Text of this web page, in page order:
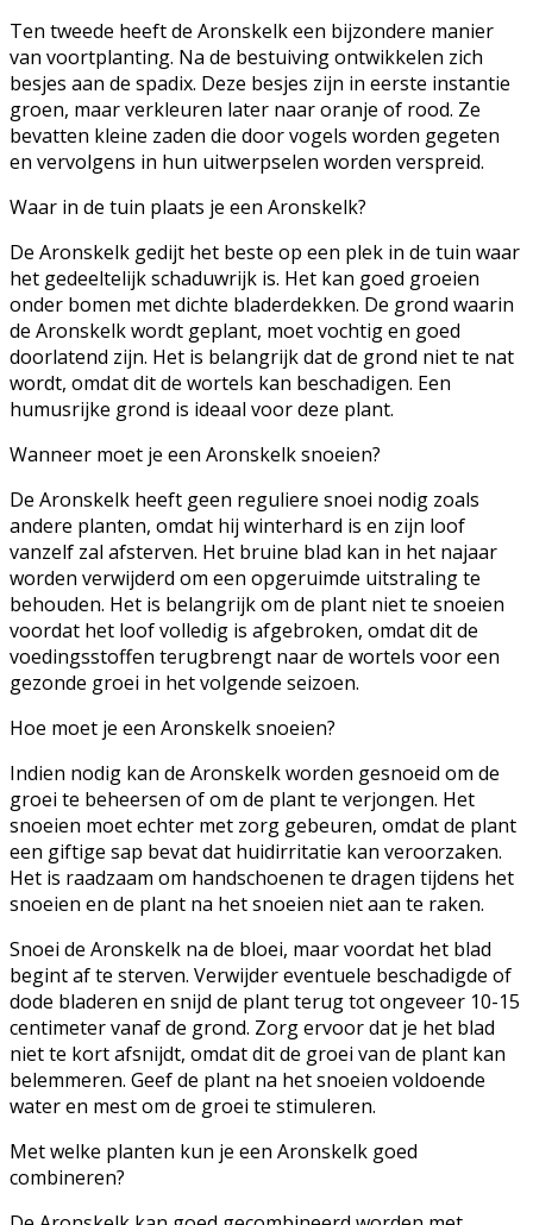
Ten tweede heeft de Aronskelk een bijzondere manier
van voortplanting. Na de bestuiving ontwikkelen zich
besjes aan de spadix. Deze besjes zijn in eerste instantie
groen, maar verkleuren later naar oranje of rood. Ze
bevatten kleine zaden die door vogels worden gegeten
en vervolgens in hun uitwerpselen worden verspreid.
Waar in de tuin plaats je een Aronskelk?
De Aronskelk gedijt het beste op een plek in de tuin waar
het gedeeltelijk schaduwrijk is. Het kan goed groeien
onder bomen met dichte bladerdekken. De grond waarin
de Aronskelk wordt geplant, moet vochtig en goed
doorlatend zijn. Het is belangrijk dat de grond niet te nat
wordt, omdat dit de wortels kan beschadigen. Een
humusrijke grond is ideaal voor deze plant.
Wanneer moet je een Aronskelk snoeien?
De Aronskelk heeft geen reguliere snoei nodig zoals
andere planten, omdat hij winterhard is en zijn loof
vanzelf zal afsterven. Het bruine blad kan in het najaar
worden verwijderd om een opgeruimde uitstraling te
behouden. Het is belangrijk om de plant niet te snoeien
voordat het loof volledig is afgebroken, omdat dit de
voedingsstoffen terugbrengt naar de wortels voor een
gezonde groei in het volgende seizoen.
Hoe moet je een Aronskelk snoeien?
Indien nodig kan de Aronskelk worden gesnoeid om de
groei te beheersen of om de plant te verjongen. Het
snoeien moet echter met zorg gebeuren, omdat de plant
een giftige sap bevat dat huidirritatie kan veroorzaken.
Het is raadzaam om handschoenen te dragen tijdens het
snoeien en de plant na het snoeien niet aan te raken.
Snoei de Aronskelk na de bloei, maar voordat het blad
begint af te sterven. Verwijder eventuele beschadigde of
dode bladeren en snijd de plant terug tot ongeveer 10-15
centimeter vanaf de grond. Zorg ervoor dat je het blad
niet te kort afsnijdt, omdat dit de groei van de plant kan
belemmeren. Geef de plant na het snoeien voldoende
water en mest om de groei te stimuleren.
Met welke planten kun je een Aronskelk goed
combineren?